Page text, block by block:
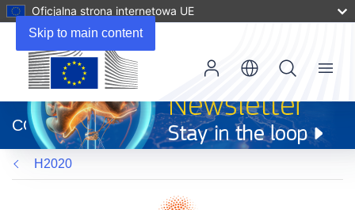
Skip to main content
Oficjalna strona internetowa UE
otworzy
się
w
nowym
oknie)
CORDIS
Menu
H2020